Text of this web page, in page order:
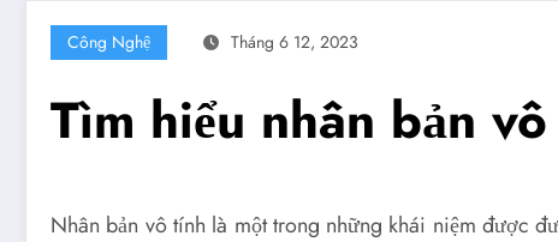
Công Nghệ Tháng 6 12, 2023
Tìm hiểu nhân bản
Nhân bản vô tính là một trong những khái niệm được